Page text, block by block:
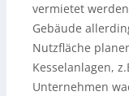
vermietet
Gebäude
Nutzfläche
Kesselanlagen,
Unternehmen